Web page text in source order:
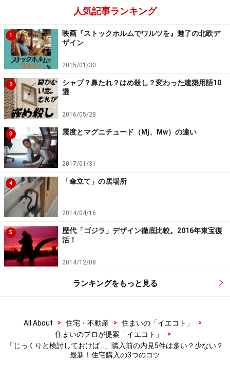
今回のアンケートでは8割以上が、購入に満足と回答。
満足度の高さがうかがえる結果となりました。
アンケートをもとにピックアップ、住まい
購入は実際にどう動けばいい？
①理想はおおよそ５件、バーチャル見学のススメ
上記アンケート結果にもあるように、最も多かったのが
見学件数５件。多くが5件を超える物件見学をしていま
す。
そこで、これから購入検討をしようと漠然と考えている
人に、まずやってみていただきたいのが、「種別こだわ
りなく、 とにかく物件見学をしてみること
は何も販売中の住戸に限ったことではなく、家を購入し
た友人・知人宅を訪ね、物件を見て実際の住み心地を聞
いてみる、でも構いません。
とはいえ、このコロナ禍にあっては、リアルでの見学に
は少し二の足を踏んでしまいますよね。
昨今はオンラインでの相談やバーチャル見学を導入する
企業も増えており、自宅にいながら、より効率的に、安
心して見学することも可能になってきています。
人気記事ランキング
1
映画『ストックホルムでワルツを』魅了の北欧デ
ザイン
2015/01/30
2
シャブ？鼻たれ？はめ殺し？変わった建築用語10
選
2016/05/28
3 震度とマグニチュード（Mj、Mw）の違い
2017/01/31
4 「傘立て」の居場所
2014/04/16
5
歴代「ゴジラ」デザイン徹底比較。2016年東宝復
活！
2014/12/08
ランキングをもっと見る
All About > 住宅・不動産 > 住まいの「イエコト」
>
住まいのプロが提案「イエコト」
>
「じっくりと検討しておけば…」購入前の内見5件は多い？少ない？
最新！住宅購入の3つのコツ